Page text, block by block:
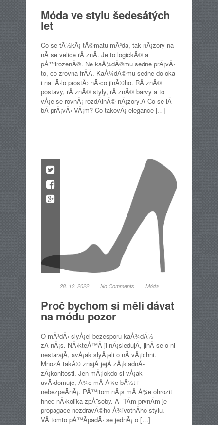
Móda ve stylu šedesátých
let
Co se tÃ½kÃ¡ tÃ©matu mÃ³da, tak nÃ¡zory na
nÃ­ se velice rÅ¯znÃ­. Je to logickÃ© a
pÅ™irozenÃ©. Ne kaÅ¾dÃ©mu sedne prÃ¡vÄ›
to, co zrovna frÄÃ­. KaÅ¾dÃ©mu sedne do oka
i na tÄ›lo prostÄ› nÄ›co jinÃ©ho. RÅ¯znÃ©
postavy, rÅ¯znÃ© styly, rÅ¯znÃ© barvy a to
vÅ¡e se rovnÃ¡ rozdÃ­lnÃ© nÃ¡zory.Â Co se lÃ­
bÃ­ prÃ¡vÄ› VÃ¡m? Co takovÃ¡ elegance […]
28. 12. 2022 No Comments Móda
Proč bychom si měli dávat
na módu pozor
O mÃ³dÄ› slyÅ¡el bezesporu kaÅ¾dÃ½
zÂ nÃ¡s. NÄ›kteÅ™Ã­ ji nÃ¡sledujÃ­, jinÃ­ se o ni
nestarajÃ­, avÅ¡ak slyÅ¡eli o nÃ­ vÅ¡ichni.
MnozÃ­ takÃ© znajÃ­ jejÃ­ zÃ¡kladnÃ­
zÃ¡konitosti. Jen mÃ¡lokdo si vÅ¡ak
uvÄ›domuje, Å¾e mÅ¯Å¾e bÃ½t i
nebezpeÄnÃ¡. PÅ™itom nÃ¡s mÅ¯Å¾e ohrozit
hned nÄ›kolika zpÅ¯soby. Â TÃ­m prvnÃ­m je
propagace nezdravÃ©ho Å¾ivotnÃ­ho stylu.
VÂ tomto pÅ™Ã­padÄ› se jednÃ¡ o […]